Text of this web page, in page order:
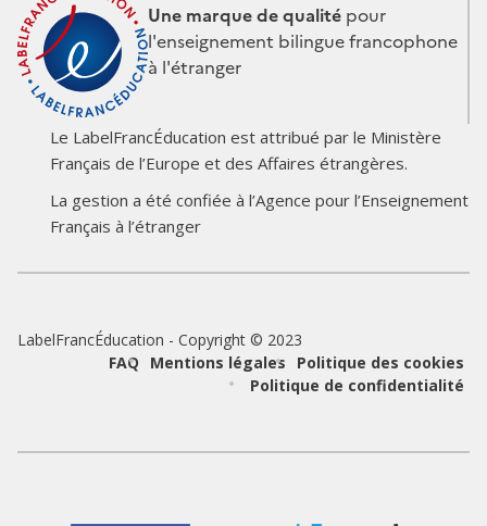
Une marque de qualité pour
l'enseignement bilingue francophone
à l'étranger
Logo
du
partenaire
Logo
du
partenaire
Le LabelFrancÉducation est attribué par le Ministère
Français de l’Europe et des Affaires étrangères.
La gestion a été confiée à l’Agence pour l’Enseignement
Français à l’étranger
LabelFrancÉducation - Copyright © 2023
page
FAQ Mentions légales
Politique des cookies
Politique de confidentialité